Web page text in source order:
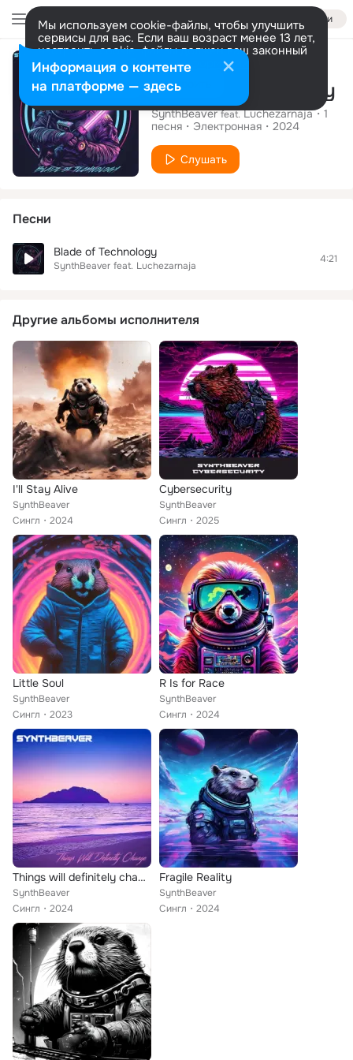
Войти
Мы используем cookie-файлы, чтобы улучшить
сервисы для вас. Если ваш возраст менее 13 лет,
настроить cookie-файлы должен ваш законный
представитель. Больше информации
Разрешить все Настроить
Сингл
Blade of Technology
SynthBeaver feat. Luchezarnaja
1
песня
Электронная 2024
Слушать
Песни
Blade of Technology
SynthBeaver feat. Luchezarnaja
4:21
Другие альбомы исполнителя
I'll Stay Alive
SynthBeaver
Сингл
2024
Cybersecurity
SynthBeaver
Сингл
2025
Little Soul
SynthBeaver
Сингл
2023
R Is for Race
SynthBeaver
Сингл
2024
Things will definitely change
SynthBeaver
Сингл
2024
Fragile Reality
SynthBeaver
Сингл
2024
Информация о контенте
на платформе — здесь